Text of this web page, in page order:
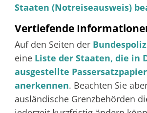
Staaten (Notreiseausweis)
Vertiefende
Auf den Seiten der
eine Liste der Staaten, die in
ausgestellte
anerkennen. Beachten Sie
ausländische Grenzbehörden